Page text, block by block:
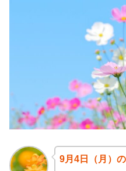
9月4日（月）